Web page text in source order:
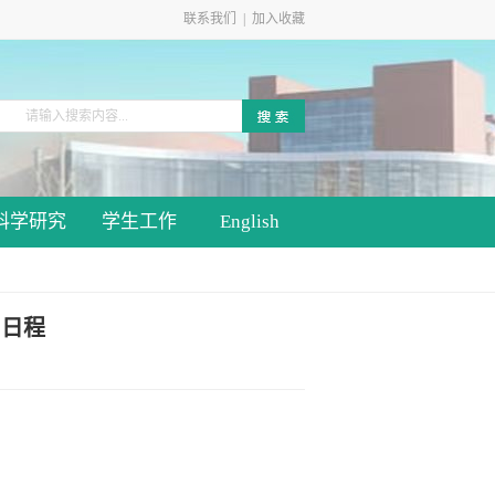
联系我们 加入收藏
学研究 学生工作 English
程